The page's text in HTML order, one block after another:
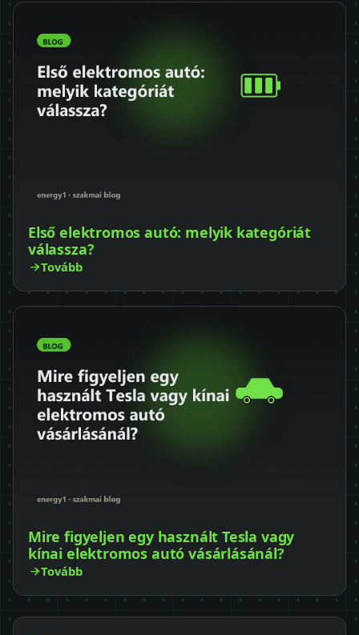
Első elektromos autó: melyik kategóriát
válassza?
Tovább
Mire figyeljen egy használt Tesla vagy
kínai elektromos autó vásárlásánál?
Tovább